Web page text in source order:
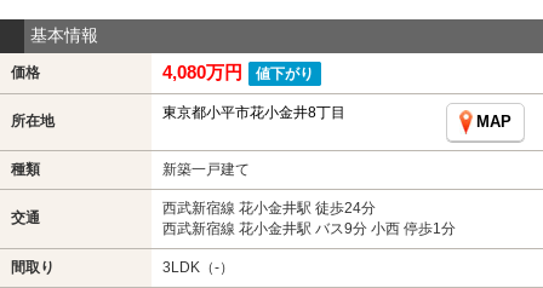
基本情報
価格 4,080万円 値下がり
所在地 東京都小平市花小金井8丁目
MAP
種類 新築一戸建て
交通
西武新宿線 花小金井駅 徒歩24分
西武新宿線 花小金井駅 バス9分 小西 停歩1分
間取り 3LDK（-）